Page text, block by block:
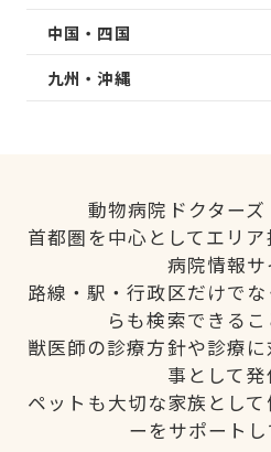
中国・四国
九州・沖縄
動物病院ドクターズ
首都圏を中心としてエリ
病院情報サ
路線・駅・行政区だけで
らも検索できるこ
獣医師の診療方針や診療
事として発
ペットも大切な家族とし
ーをサポートし